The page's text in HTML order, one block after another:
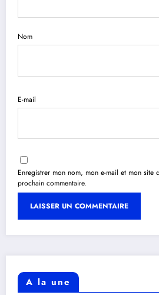
Nom
E-mail
Enregistrer mon nom, mon e-mail et mon site
prochain commentaire.
A la une